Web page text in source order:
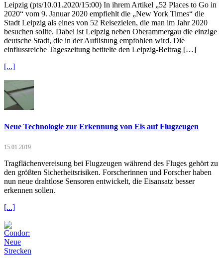
Leipzig (pts/10.01.2020/15:00) In ihrem Artikel „52 Places to Go in
2020“ vom 9. Januar 2020 empfiehlt die „New York Times“ die
Stadt Leipzig als eines von 52 Reisezielen, die man im Jahr 2020
besuchen sollte. Dabei ist Leipzig neben Oberammergau die einzige
deutsche Stadt, die in der Auflistung empfohlen wird. Die
einflussreiche Tageszeitung betitelte den Leipzig-Beitrag […]
[...]
Neue Technologie zur Erkennung von Eis auf Flugzeugen
15.01.2019
Tragflächenvereisung bei Flugzeugen während des Fluges gehört zu
den größten Sicherheitsrisiken. Forscherinnen und Forscher haben
nun neue drahtlose Sensoren entwickelt, die Eisansatz besser
erkennen sollen.
[...]